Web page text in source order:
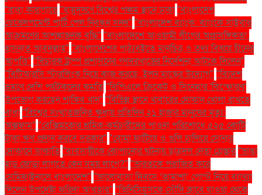
"বাবা কারাগারে"বায়ুদূষণে বিশ্বের পঞ্চম স্থানে ঢাকা"বাংলাদেশ
ডেভেলপমেন্ট পার্টি পেল নিবন্ধন সনদ" "বাংলাদেশ ব্যাংক: ব্যাংকে সাইবার
আক্রমণের আশঙ্কাজনক বৃদ্ধি" "বাংলাদেশে আওয়ামী লীগের অপ্রাসঙ্গিকতা:
হাসনাত আবদুল্লাহ" "বাংলাদেশের পাঠ্যবইতে মানচিত্র ও তথ্য বিষয়ে চীনের
আপত্তি" "বিচারক ট্রাম্প প্রশাসনের গণবরখাস্তের নির্দেশনা আটকে দিলেন"
"বিটিআরসি স্টারলিংক নিয়ে কাজ করছে: ইলন মাস্কের উদ্যোগ" "বিদেশ
ভ্রমণে দেশি পর্যটকদের কমতি"বিপিএলে ক্রিকেট ও সিনেমার 'বিস্ফোরণ'
উপভোগ করছেন শাকিব খান" "বিভিন্ন স্থানে খাবারের দোকান খোলা রাখতে
বাধা"বিশ্বের সংঘাতজনিত ক্ষুধায় প্রতিদিন ২১ হাজার মানুষের মৃত্যু:
অক্সফাম" "বেক্সিমকোর শ্রমিক-কর্মচারীদের পাওনা পরিশোধে ৫২৫ কোটি
টাকা ঋণ প্রদান করবে সরকার" "বোমা ফাটিয়ে ও গুলি চালিয়ে সোনার
দোকানে ডাকাতি"ব্যবসায়ীকে কোপানোর ঘটনায় ছাত্রদল নেতা গ্রেপ্তার"ভাঙা
হাড় জোড়া লাগতে কেন সময় লাগে?" "ভারতকে পরাজিত করে
সেমিফাইনালে বাংলাদেশ" "ভালোবাসা দিবসে ‘তামাশা’ পোস্ট নিয়ে ব্যাখ্যা
দিলেন উপদেষ্টা ফরিদা আখতার" "ভিনিসিয়ুসকে সৌদি ক্লাবে যাওয়া থেকে